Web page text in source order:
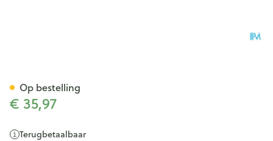
€ 35,97
Terugbetaalbaar
Op bestelling